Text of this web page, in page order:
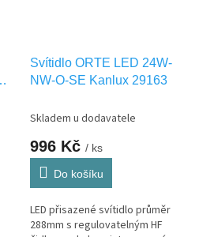
Svítidlo ORTE LED 24W-
NW-O-SE Kanlux 29163
Skladem u dodavatele
996 Kč / ks
Do košíku
LED přisazené svítidlo průměr
288mm s regulovatelným HF